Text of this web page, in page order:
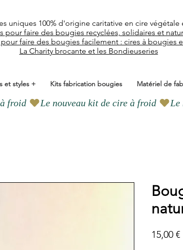
uniques 100% d'origine caritative en cire végétale
pour faire des bougies recyclées, solidaires et
faire des bougies facilement : cires à bougies
La Charity brocante et les Bondieuseries
et styles + Kits fabrication bougies Matériel de
15,00 €